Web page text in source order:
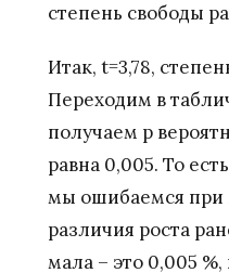
степень свободы
Итак, t=3,78,
Переходим в
получаем р
равна 0,005. То
мы ошибаемся при
различия роста
мала – это 0,005 %,